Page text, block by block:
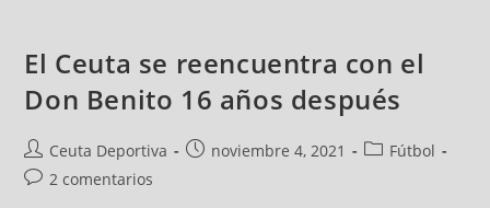
El Ceuta se reencuentra con el
Don Benito 16 años después
Ceuta Deportiva noviembre 4, 2021
Fútbol
2 comentarios